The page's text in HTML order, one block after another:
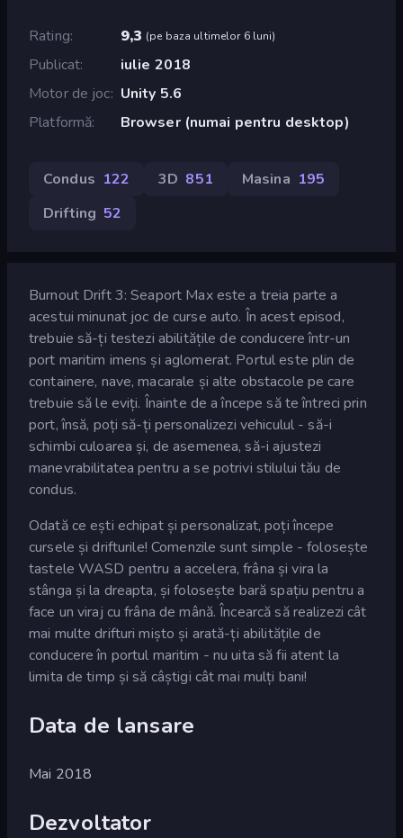
Rating 9,3 (pe baza ultimelor 6 luni)
Publicat
iulie 2018
Motor de joc Unity 5.6
Platformă
Browser (numai pentru desktop)
Condus 122 3D 851 Masina 195
Drifting 52
Burnout Drift 3: Seaport Max este a treia parte a
acestui minunat joc de curse auto. În acest episod,
trebuie să-ți testezi abilitățile de conducere într-un
port maritim imens și aglomerat. Portul este plin de
containere, nave, macarale și alte obstacole pe care
trebuie să le eviți. Înainte de a începe să te întreci prin
port, însă, poți să-ți personalizezi vehiculul - să-i
schimbi culoarea și, de asemenea, să-i ajustezi
manevrabilitatea pentru a se potrivi stilului tău de
condus.
Odată ce ești echipat și personalizat, poți începe
cursele și drifturile! Comenzile sunt simple - folosește
tastele WASD pentru a accelera, frâna și vira la
stânga și la dreapta, și folosește bară spațiu pentru a
face un viraj cu frâna de mână. Încearcă să realizezi cât
mai multe drifturi mișto și arată-ți abilitățile de
conducere în portul maritim - nu uita să fii atent la
limita de timp și să câștigi cât mai mulți bani!
Data de lansare
Mai 2018
Dezvoltator